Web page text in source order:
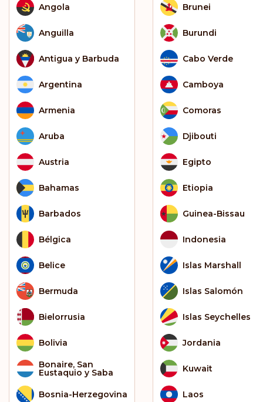
Angola
Anguilla
Antigua y Barbuda
Argentina
Armenia
Aruba
Austria
Bahamas
Barbados
Bélgica
Belice
Bermuda
Bielorrusia
Bolivia
Bonaire, San
Eustaquio y Saba
Bosnia-Herzegovina
Brunei
Burundi
Cabo Verde
Camboya
Comoras
Djibouti
Egipto
Etiopia
Guinea-Bissau
Indonesia
Islas Marshall
Islas Salomón
Islas Seychelles
Jordania
Kuwait
Laos